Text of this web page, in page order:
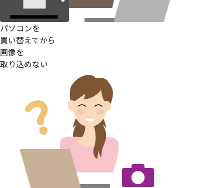
パソコンを
買い替えてから
画像を
取り込めない